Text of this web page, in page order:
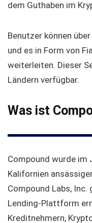
dem Guthaben im
Benutzer können
und es in Form von
weiterleiten. Dieser
Ländern verfügbar.
Was ist
Compound wurde im
Kalifornien
Compound Labs,
Lending-Plattform
Kreditnehmern,